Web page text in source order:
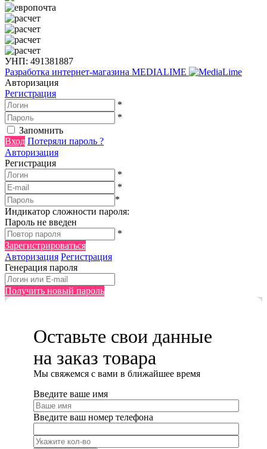
УНП: 491381887
Разработка интернет-магазина MEDIALIME
Авторизация
Регистрация
*
*
Запомнить
Вход Потеряли пароль ?
Авторизация
Регистрация
*
*
*
Индикатор сложности пароля:
Пароль не введен
*
Зарегистрироваться
Авторизация Регистрация
Генерация пароля
Получить новый пароль
Оставьте свои данные
на заказ товара
Мы cвяжемся с вами в ближайшее время
Введите ваше имя
Введите ваш номер телефона